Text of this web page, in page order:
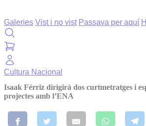
Galeries Vist i no vist Passava per aquí
Cultura Nacional
Isaak Férriz dirigirà dos curtmetratges i
projectes amb l’ENA